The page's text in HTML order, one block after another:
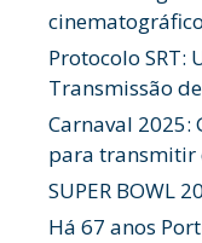
Protocolo SRT:
Transmissão
Carnaval 2025:
para transmitir
SUPER BOWL
Há 67 anos